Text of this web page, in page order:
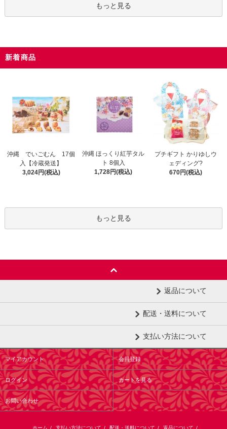
もっと見る
新着商品
沖縄 でいごむん 17個
入【冷蔵発送】
3,024円(税込)
沖縄 ほっくり紅芋タル
ト 8個入
1,728円(税込)
プチギフト かりゆしウ
ェディング?
670円(税込)
もっと見る
返品について
配送・送料について
支払い方法について
マイアカウント 会員登録
ログイン カートを見る
お問い合わせ
ホーム / 支払い方法について / 配送・送料について / 返品について /